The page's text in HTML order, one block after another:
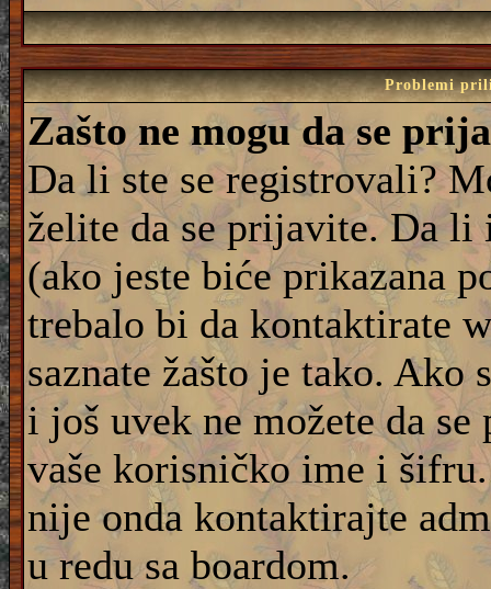
Problemi
Zašto ne mogu da se
Da li ste se registrovali?
želite da se prijavite. Da li
(ako jeste biće prikazana
trebalo bi da kontaktirate
saznate žašto je tako. Ako
i još uvek ne možete da
vaše korisničko ime i
nije onda kontaktirajte
u redu sa boardom.